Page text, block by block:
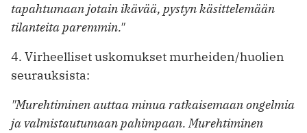
tapahtumaan jotain ikävää, pystyn käsittelemään
tilanteita paremmin."
4. Virheelliset uskomukset murheiden/huolien
seurauksista:
"Murehtiminen auttaa minua ratkaisemaan ongelmia
ja valmistautumaan pahimpaan. Murehtiminen